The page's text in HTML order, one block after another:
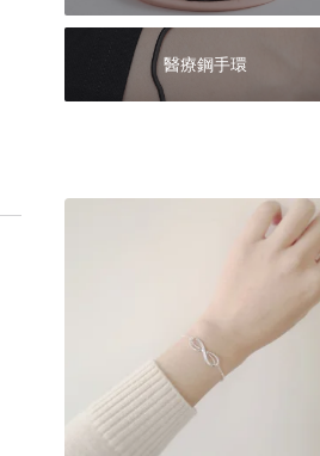
醫療鋼手環